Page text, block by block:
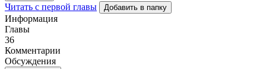
Читать с первой главы Добавить в папку
Информация
Главы
36
Комментарии
Обсуждения